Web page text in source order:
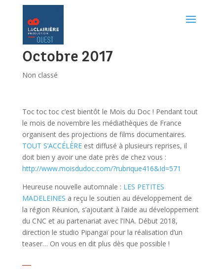
Octobre 2017
Non classé
Toc toc toc c’est bientôt le Mois du Doc ! Pendant tout
le mois de novembre les médiathèques de France
organisent des projections de films documentaires.
TOUT S’ACCÉLÈREest diffusé à plusieurs reprises, il
doit bien y avoir une date près de chez vous :
http://www.moisdudoc.com/?rubrique416&Id=571
Heureuse nouvelle automnale : LES PETITES
MADELEINES a reçu le soutien au développement de
la région Réunion, s’ajoutant à l’aide au développement
du CNC et au partenariat avec l’INA. Début 2018,
direction le studio Pipangaï pour la réalisation d’un
teaser… On vous en dit plus dès que possible !